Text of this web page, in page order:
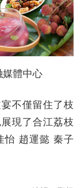
媒體中心
不僅留住了枝
現了合江荔枝
怡 趙運懿 秦子